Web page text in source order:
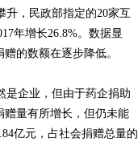
，民政部指定的20家互
年增长26.8%。数据显
的数额在逐步降低。
企业，但由于药企捐助
赠量有所增长，但仍未能
亿元，占社会捐赠总量的